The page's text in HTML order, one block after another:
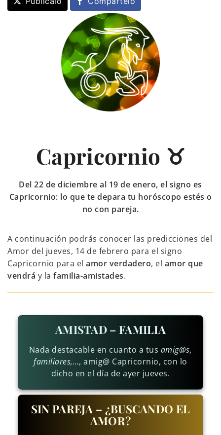
Capricornio ♉
Del 22 de diciembre al 19 de enero, el signo es
Capricornio: lo que te depara tu horóscopo estés o
no con pareja.
A continuación podrás conocer las predicciones del
Amor del jueves, 14 de febrero para el signo
Capricornio para el amor verdadero, el amor que
vendrá y la familia-amistades.
AMISTAD – FAMILIA
Nada destacable en cuanto a tus amig@s,
familiares,…, amig@ Capricornio, con lo
dicho en el día de ayer jueves.
SIN PAREJA – ¿BUSCANDO EL
AMOR?